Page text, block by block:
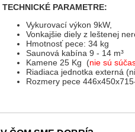
TECHNICKÉ PARAMETRE:
Vykurovací výkon 9kW,
Vonkajšie diely z leštenej
Hmotnosť pece: 34 kg
Saunová kabína 9 - 14 m³
Kamene 25 Kg (nie sú
Riadiaca jednotka externá
Rozmery pece